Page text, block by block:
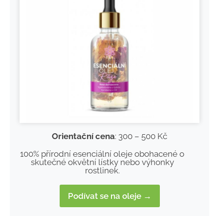
Orientační cena: 300 – 500 Kč
100% přírodní esenciální oleje obohacené o
skutečné okvětní lístky nebo výhonky
rostlinek.
Podívat se na oleje →